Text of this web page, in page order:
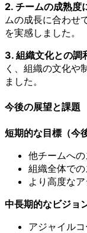
2. チームの成熟度
ムの成長に合わせ
を実感しました。
3. 組織文化との調
く、組織の文化や
ました。
今後の展望と課題
短期的な目標（今
他チームへ
組織全体で
より高度な
中長期的なビジョ
アジャイル